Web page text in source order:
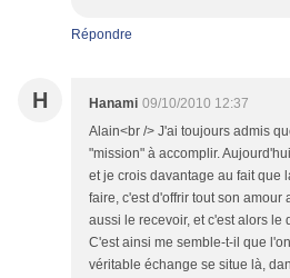
Répondre
H Hanami 09/10/2010 12:37
Alain<br /> J'ai toujours admis
"mission" à accomplir.
et je crois davantage au fait que
faire, c'est d'offrir tout son amour
aussi le recevoir, et c'est alors le
C'est ainsi me semble-t-il que
véritable échange se situe là,